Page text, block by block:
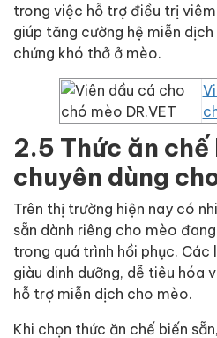
trong việc hỗ trợ điều trị
giúp tăng cường hệ miễn
chứng khó thở ở mèo.
2.5 Thức ăn chế
chuyên dùng
Trên thị trường hiện nay có
sẵn dành riêng cho mèo
trong quá trình hồi phục. Các
giàu dinh dưỡng, dễ tiêu hóa
hỗ trợ miễn dịch cho mèo.
Khi chọn thức ăn chế biến